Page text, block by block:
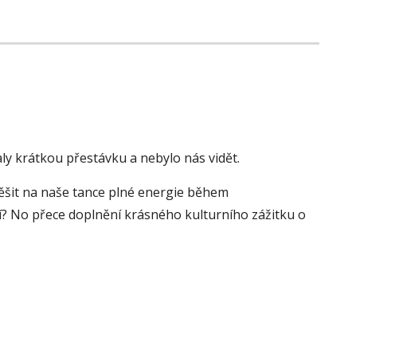
krátkou přestávku a nebylo nás vidět.
No přece doplnění krásného kulturního zážitku o